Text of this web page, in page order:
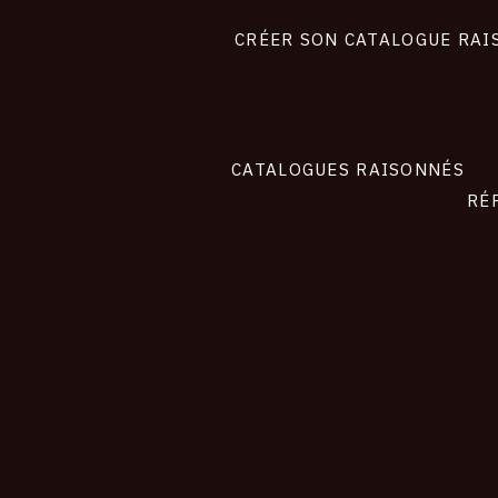
CRÉER SON CATALOGUE
CATALOGUES RAISONNÉS